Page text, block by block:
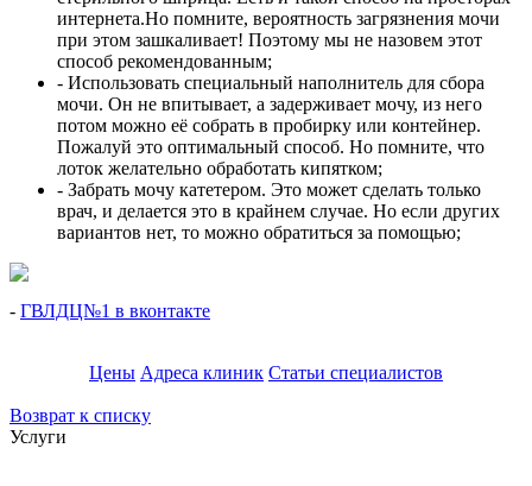
интернета.Но помните, вероятность загрязнения мочи
при этом зашкаливает! Поэтому мы не назовем этот
способ рекомендованным;
- Использовать специальный наполнитель для сбора
мочи. Он не впитывает, а задерживает мочу, из него
потом можно её собрать в пробирку или контейнер.
Пожалуй это оптимальный способ. Но помните, что
лоток желательно обработать кипятком;
- Забрать мочу катетером. Это может сделать только
врач, и делается это в крайнем случае. Но если других
вариантов нет, то можно обратиться за помощью;
- ГВЛДЦ№1 в вконтакте
Цены Адреса клиник Статьи специалистов
Возврат к списку
Услуги